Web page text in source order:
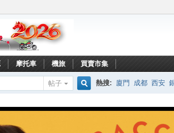
摩托車 機旅 買賣市集
帖子
熱搜: 廈門 成都 西安